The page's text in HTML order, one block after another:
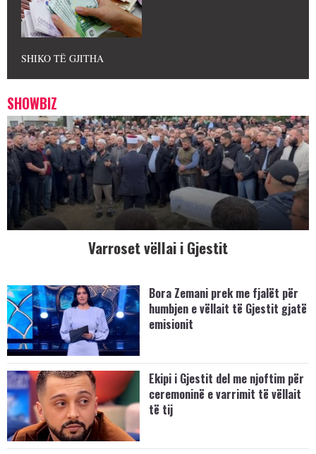
SHIKO TË GJITHA
SHOWBIZ
Varroset vëllai i Gjestit
Bora Zemani prek me fjalët për
humbjen e vëllait të Gjestit gjatë
emisionit
Ekipi i Gjestit del me njoftim për
ceremoninë e varrimit të vëllait
të tij